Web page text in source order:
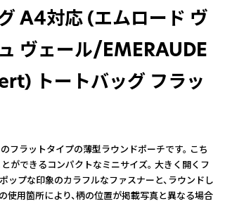
A4対応 (エムロード ヴ
ヴェール/EMERAUDE
トートバッグ フラッ
フラットタイプの薄型ラウンドポーチです。 こち
ができるコンパクトなミニサイズ。 大きく開くフ
ップな印象のカラフルなファスナーと、ラウンドし
使用箇所により、柄の位置が掲載写真と異なる場合